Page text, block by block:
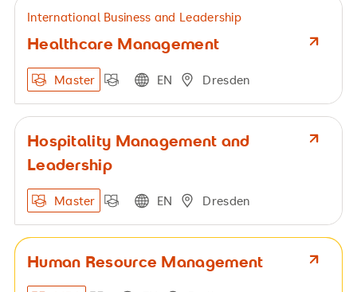
International Business and Leadership
Healthcare Management
Master EN Dresden
Hospitality Management and
Leadership
Master EN Dresden
Human Resource Management